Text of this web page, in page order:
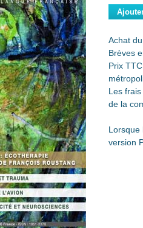
Achat
Brèves
Prix
Les
de la
Lorsque
version